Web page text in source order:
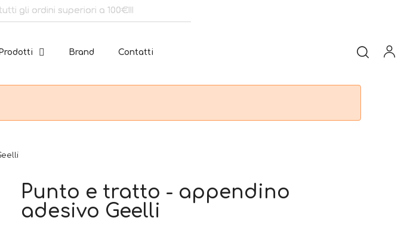
gli ordini superiori a 100€!!!
Prodotti Brand Contatti
Punto e tratto - appendino
adesivo Geelli